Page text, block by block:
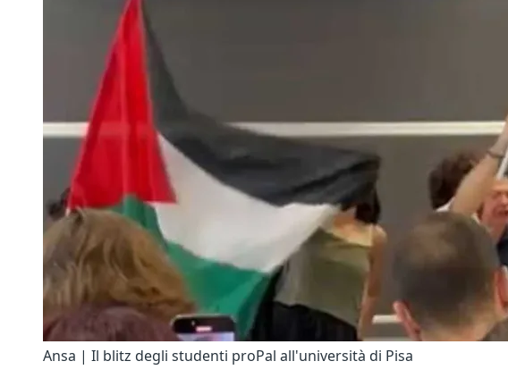
Ansa | Il blitz degli studenti proPal all'università di Pisa